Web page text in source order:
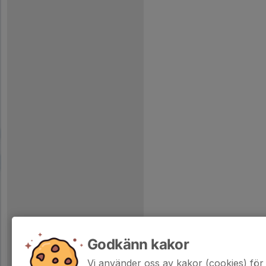
Godkänn kakor
Vi använder oss av kakor (cookies)